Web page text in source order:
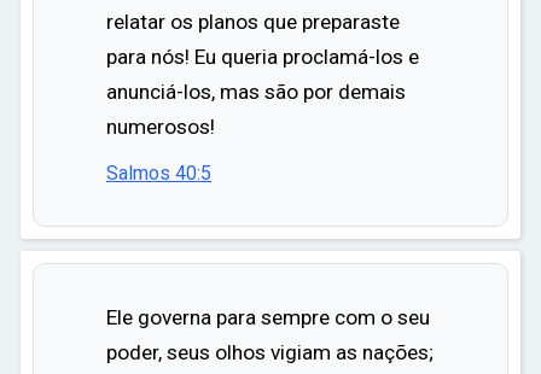
relatar os planos que preparaste
para nós! Eu queria proclamá-los e
anunciá-los, mas são por demais
numerosos!
Salmos 40:5
Ele governa para sempre com o seu
poder, seus olhos vigiam as nações;